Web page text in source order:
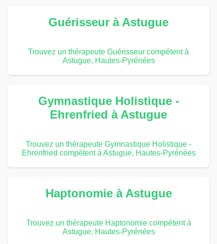
Guérisseur à Astugue
Trouvez un thérapeute Guérisseur compétent à
Astugue, Hautes-Pyrénées
Gymnastique Holistique -
Ehrenfried à Astugue
Trouvez un thérapeute Gymnastique Holistique -
Ehrenfried compétent à Astugue, Hautes-Pyrénées
Haptonomie à Astugue
Trouvez un thérapeute Haptonomie compétent à
Astugue, Hautes-Pyrénées